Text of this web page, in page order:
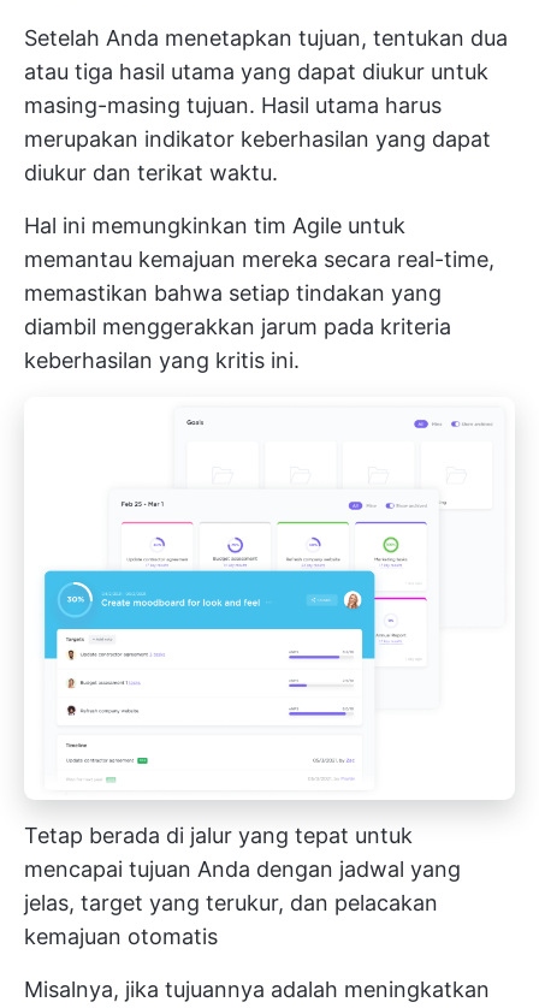
Setelah Anda menetapkan tujuan, tentukan dua
atau tiga hasil utama yang dapat diukur untuk
masing-masing tujuan. Hasil utama harus
merupakan indikator keberhasilan yang dapat
diukur dan terikat waktu.
Hal ini memungkinkan tim Agile untuk
memantau kemajuan mereka secara real-time,
memastikan bahwa setiap tindakan yang
diambil menggerakkan jarum pada kriteria
keberhasilan yang kritis ini.
Tetap berada di jalur yang tepat untuk
mencapai tujuan Anda dengan jadwal yang
jelas, target yang terukur, dan pelacakan
kemajuan otomatis
Misalnya, jika tujuannya adalah meningkatkan